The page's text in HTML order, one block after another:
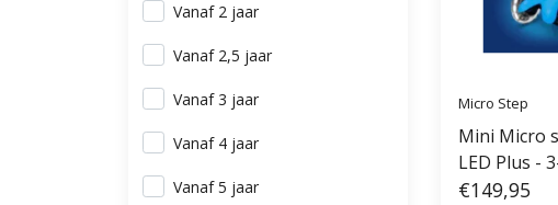
Micro Step
Mini Micro
LED Plus -
Arctic Blauw
€149,95
Vanaf 2 jaar
Vanaf 2,5 jaar
Vanaf 3 jaar
Vanaf 4 jaar
Vanaf 5 jaar